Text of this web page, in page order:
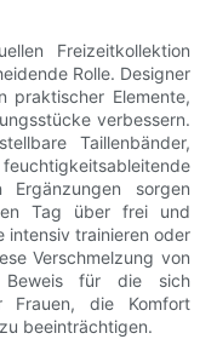
Freizeitkollektion
Rolle. Designer
praktischer Elemente,
verbessern.
Taillenbänder,
Ergänzungen sorgen
Tag über frei und
intensiv trainieren oder
Verschmelzung von
für die sich
Frauen, die Komfort
beeinträchtigen.